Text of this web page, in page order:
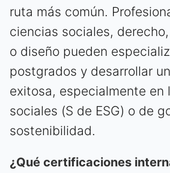
ruta más común.
ciencias sociales,
o diseño pueden
postgrados y desarrollar
exitosa, especialmente en
sociales (S de ESG) o de
sostenibilidad.
¿Qué certificaciones